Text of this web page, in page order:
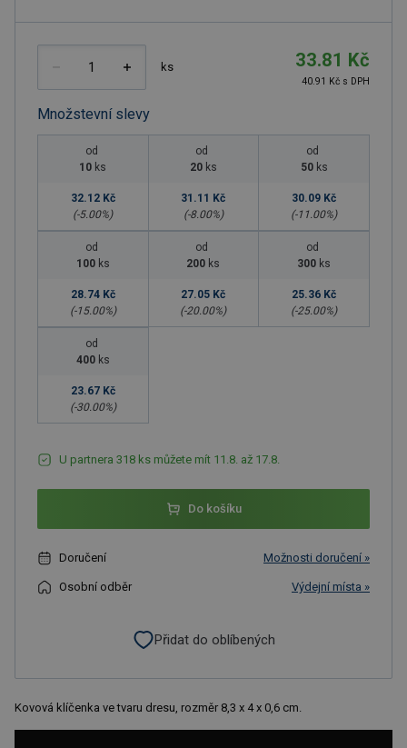
ks 33.81 Kč
40.91 Kč s DPH
Množstevní slevy
od
10 ks
32.12 Kč
(-5.00%)
od
20 ks
31.11 Kč
(-8.00%)
od
50 ks
30.09 Kč
(-11.00%)
od
100 ks
28.74 Kč
(-15.00%)
od
200 ks
27.05 Kč
(-20.00%)
od
300 ks
25.36 Kč
(-25.00%)
od
400 ks
23.67 Kč
(-30.00%)
U partnera 318 ks můžete mít 11.8. až 17.8.
Do košíku
Doručení Možnosti doručení »
Osobní odběr Výdejní místa »
Přidat do oblíbených
Kovová klíčenka ve tvaru dresu, rozměr 8,3 x 4 x 0,6 cm.